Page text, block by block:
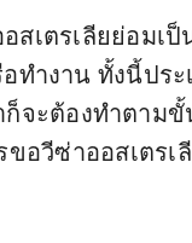
อสเตรเลียย่อม
ทำงาน ทั้งนี้ปร
จะต้องทำตาม
อวีซ่าออสเตรเ